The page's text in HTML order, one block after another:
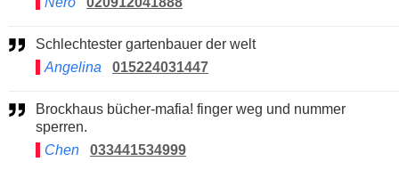
Schlechtester gartenbauer der welt
Angelina
015224031447
Brockhaus bücher-mafia! finger weg und nummer
sperren.
Chen
033441534999